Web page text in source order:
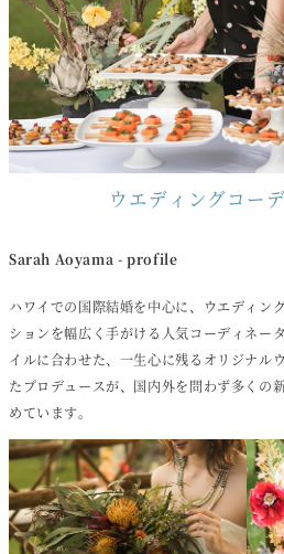
ウエディングコー
Sarah Aoyama - profile
ハワイでの国際結婚を中心に、ウエディン
ションを幅広く手がける人気コーディネー
イルに合わせた、一生心に残るオリジナル
たプロデュースが、国内外を問わず多くの
めています。